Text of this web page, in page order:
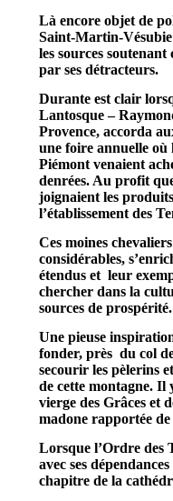
Là encore objet de
Saint-Martin-Vésubie
les sources soutenant
par ses détracteurs.
Durante est clair
Lantosque –
Provence, accorda
une foire annuelle où
Piémont venaient
denrées. Au profit
joignaient les
l’établissement des
Ces moines
considérables,
étendus et leur
chercher dans la
sources de prospérité.
Une pieuse
fonder, près du col
secourir les pèlerins
de cette montagne.
vierge des Grâces et
madone rapportée de
Lorsque l’Ordre des
avec ses
chapitre de la